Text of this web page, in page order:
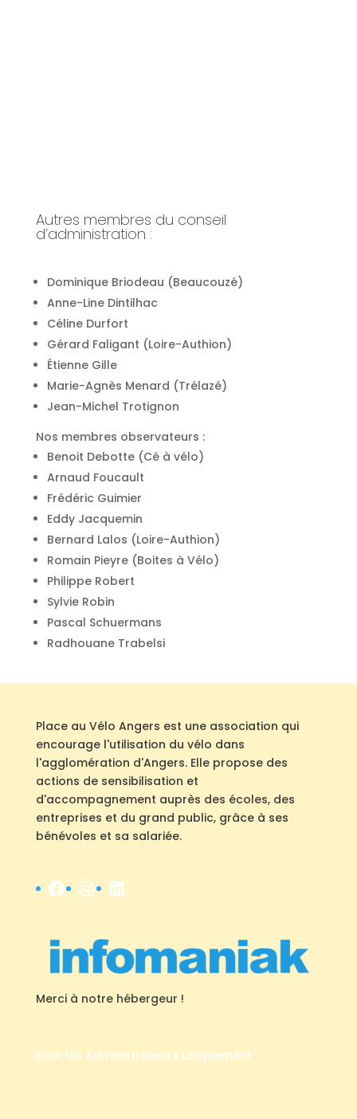
Autres membres du conseil
d’administration :
Dominique Briodeau (Beaucouzé)
Anne-Line Dintilhac
Céline Durfort
Gérard Faligant (Loire-Authion)
Étienne Gille
Marie-Agnès Menard (Trélazé)
Jean-Michel Trotignon
Nos membres observateurs :
Benoit Debotte (Cé à vélo)
Arnaud Foucault
Frédéric Guimier
Eddy Jacquemin
Bernard Lalos (Loire-Authion)
Romain Pieyre (Boites à Vélo)
Philippe Robert
Sylvie Robin
Pascal Schuermans
Radhouane Trabelsi
Place au Vélo Angers est une association qui
encourage l'utilisation du vélo dans
l'agglomération d'Angers. Elle propose des
actions de sensibilisation et
d'accompagnement auprès des écoles, des
entreprises et du grand public, grâce à ses
bénévoles et sa salariée.
Facebook
Instagram
LinkedIn
Merci à notre hébergeur !
Pour les Administrateurs Uniquement